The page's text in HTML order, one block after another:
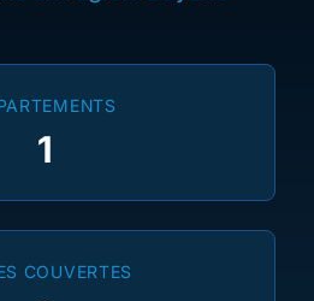
1
COUVERTES